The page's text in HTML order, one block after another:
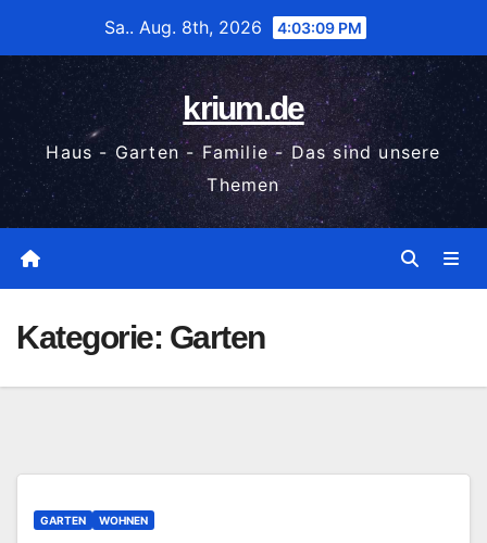
wechseln
Sa.. Aug. 8th, 2026 4:03:09 PM
krium.de
Haus - Garten - Familie - Das sind unsere
Themen
Kategorie: Garten
GARTEN WOHNEN